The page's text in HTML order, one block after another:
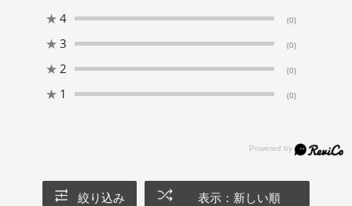
★ 4 (0)
★ 3 (0)
★ 2 (0)
★ 1 (0)
絞り込み 表示：新しい順